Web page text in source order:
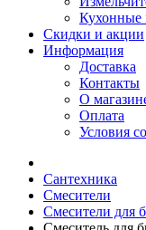
Кухонные
Скидки и акции
Информация
Доставка
Контакты
О
Оплата
Условия
Сантехника
Смесители
Смесители для